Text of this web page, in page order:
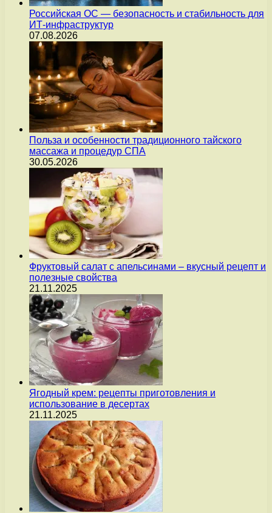
Российская ОС — безопасность и стабильность для
ИТ-инфраструктур
07.08.2026
Польза и особенности традиционного тайского
массажа и процедур СПА
30.05.2026
Фруктовый салат с апельсинами – вкусный рецепт и
полезные свойства
21.11.2025
Ягодный крем: рецепты приготовления и
использование в десертах
21.11.2025